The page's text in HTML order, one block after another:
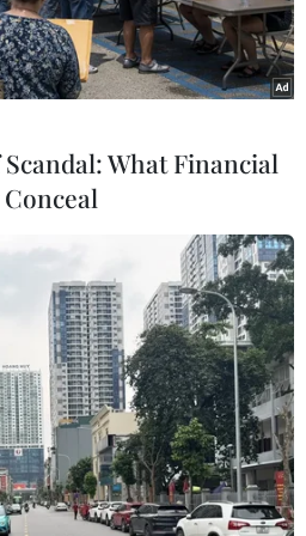
- Liveuamap)
đưa tin sáng 21/6, một
đến nổ lớn tại nhà máy
Solutions ở bang
đám cháy đang vượt ngoài
máy có công suất 335.000
khi những con đường
What Financial